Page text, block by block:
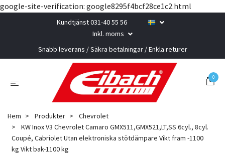
google-site-verification: google8295f4bcf28ce1c2.html
Kundtjänst 031-40 55 56
Inkl. moms
Snabb leverans / Säkra betalningar / Enkla returer
0
Hem Produkter
Chevrolet
KW Inox V3 Chevrolet Camaro GMX511,GMX521,LT,SS 6cyl., 8cyl.
Coupé, Cabriolet Utan elektroniska stötdämpare Vikt fram -1100
kg Vikt bak-1100 kg